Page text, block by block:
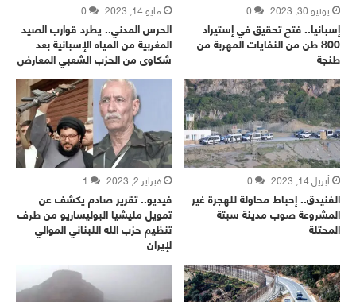
يونيو 30, 2023 0
إسبانيا.. فتح تحقيق في إستيراد
800 طن من النفايات المهربة من
طنجة
مايو 14, 2023 0
الحرس المدني.. يطرد قوارب الصيد
المغربية من المياه الإسبانية بعد
شكاوى من الحزب الشعبي المعارض
أبريل 14, 2023 0
الفنيدق.. إحباط محاولة للهجرة غير
المشروعة صوب مدينة سبتة
المحتلة
فبراير 2, 2023 1
فيديو.. تقرير صادم يكشف عن
تمويل مليشيا البوليساريو من طرف
تنظيم حزب الله اللبناني الموالي
لإيران